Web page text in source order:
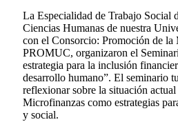
La Especialidad de Trabajo Social
Ciencias Humanas de nuestra
con el Consorcio: Promoción de
PROMUC, organizaron el
estrategia para la inclusión
desarrollo humano”. El seminario
reflexionar sobre la situación
Microfinanzas como estrategias
y social.